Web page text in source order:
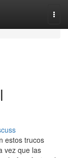
estos trucos
vez que las